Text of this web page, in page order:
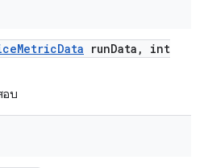
MetricData runData ,
int
อบ